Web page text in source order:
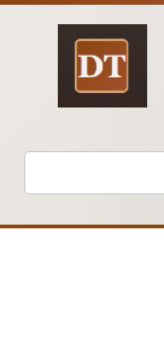
Перейти
Поиск: